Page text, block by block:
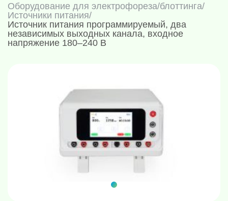
Оборудование для электрофореза/блоттинга/
Источники питания/
Источник питания программируемый, два
независимых выходных канала, входное
напряжение 180–240 В